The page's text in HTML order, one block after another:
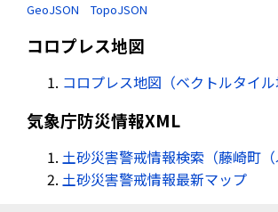
GeoJSON TopoJSON
コロプレス地図
コロプレス地図（ベクトルタイ
気象庁防災情報XML
土砂災害警戒情報検索（藤崎町
土砂災害警戒情報最新マップ